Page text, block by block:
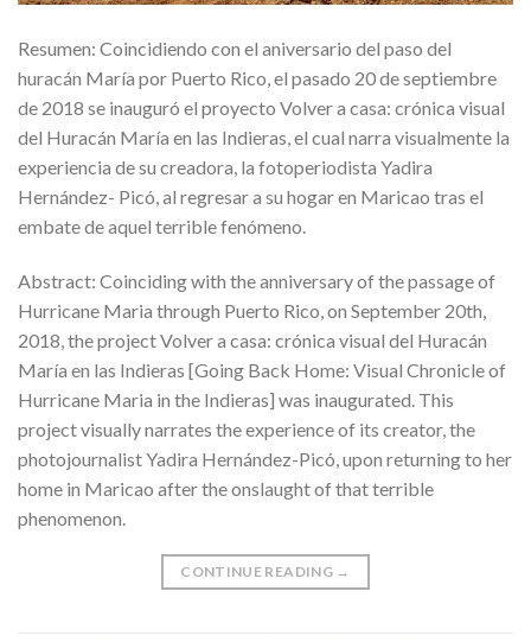
Resumen: Coincidiendo con el aniversario del paso del
huracán María por Puerto Rico, el pasado 20 de septiembre
de 2018 se inauguró el proyecto Volver a casa: crónica visual
del Huracán María en las Indieras, el cual narra visualmente la
experiencia de su creadora, la fotoperiodista Yadira
Hernández- Picó, al regresar a su hogar en Maricao tras el
embate de aquel terrible fenómeno.
Abstract: Coinciding with the anniversary of the passage of
Hurricane Maria through Puerto Rico, on September 20th,
2018, the project Volver a casa: crónica visual del Huracán
María en las Indieras [Going Back Home: Visual Chronicle of
Hurricane Maria in the Indieras] was inaugurated. This
project visually narrates the experience of its creator, the
photojournalist Yadira Hernández-Picó, upon returning to her
home in Maricao after the onslaught of that terrible
phenomenon.
CONTINUE READING →